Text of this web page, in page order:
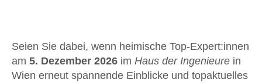
Seien Sie dabei, wenn heimische Top-Expert:innen
am 5. Dezember 2026 im Haus der Ingenieure in
Wien erneut spannende Einblicke und topaktuelles